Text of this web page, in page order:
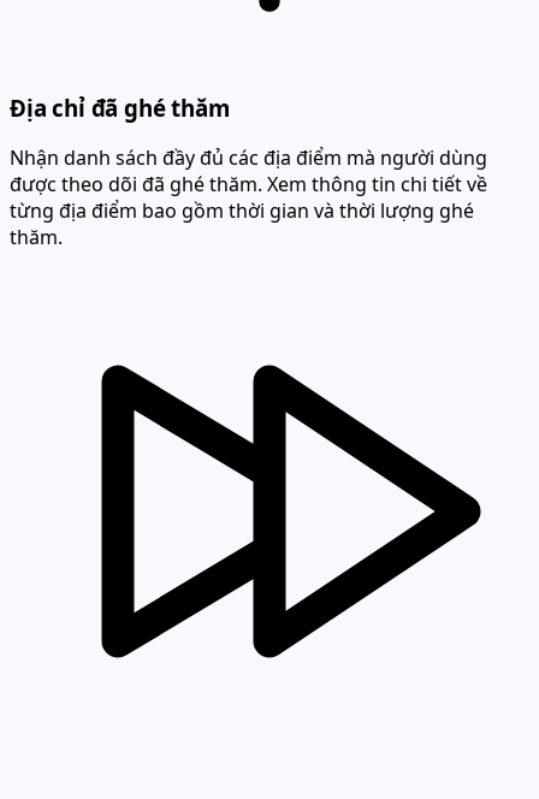
Địa chỉ đã ghé thăm
Nhận danh sách đầy đủ các địa điểm mà người dùng
được theo dõi đã ghé thăm. Xem thông tin chi tiết về
từng địa điểm bao gồm thời gian và thời lượng ghé
thăm.